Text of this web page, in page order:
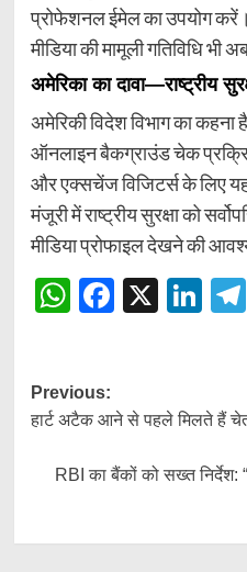
प्रोफेशनल ईमेल का उपयोग
मीडिया की मामूली गतिविधि
अमेरिका का दावा—राष्ट्रीय
अमेरिकी विदेश विभाग का
ऑनलाइन बैकग्राउंड चेक
और एक्सचेंज विजिटर्स के लिए
मंजूरी में राष्ट्रीय सुरक्षा को
मीडिया प्रोफाइल देखने की
WhatsApp
X
Post
navigation
Previous:
हार्ट अटैक आने से पहले मिलते हैं
RBI का बैंकों को सख्त निर्देश: